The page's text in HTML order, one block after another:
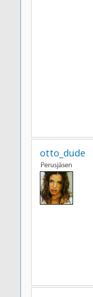
otto_dude